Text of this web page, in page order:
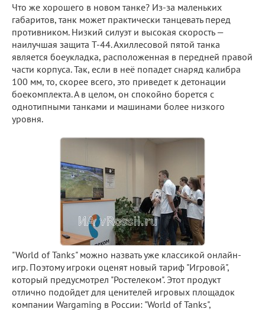
Что же хорошего в новом танке? Из-за маленьких
габаритов, танк может практически танцевать перед
противником. Низкий силуэт и высокая скорость —
наилучшая защита Т-44. Ахиллесовой пятой танка
является боеукладка, расположенная в передней правой
части корпуса. Так, если в неё попадет снаряд калибра
100 мм, то, скорее всего, это приведет к детонации
боекомплекта. А в целом, он спокойно борется с
однотипными танками и машинами более низкого
уровня.
"World of Tanks" можно назвать уже классикой онлайн-
игр. Поэтому игроки оценят новый тариф "Игровой",
который предусмотрел "Ростелеком". Этот продукт
отлично подойдет для ценителей игровых площадок
компании Wargaming в России: "World of Tanks",